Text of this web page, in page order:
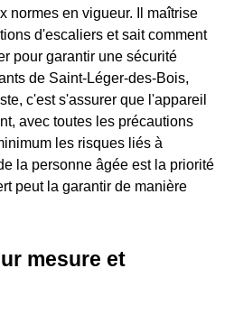
normes en vigueur. Il maîtrise
d'escaliers et sait comment
pour garantir une sécurité
de Saint-Léger-des-Bois,
c'est s'assurer que l'appareil
avec toutes les précautions
les risques liés à
la personne âgée est la priorité
peut la garantir de manière
mesure et